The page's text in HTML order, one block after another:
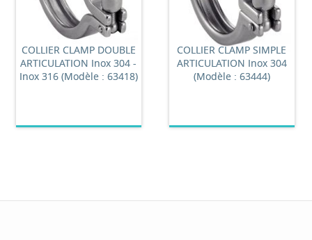
COLLIER CLAMP DOUBLE
ARTICULATION Inox 304 -
Inox 316 (Modèle : 63418)
COLLIER CLAMP SIMPLE
ARTICULATION Inox 304
(Modèle : 63444)